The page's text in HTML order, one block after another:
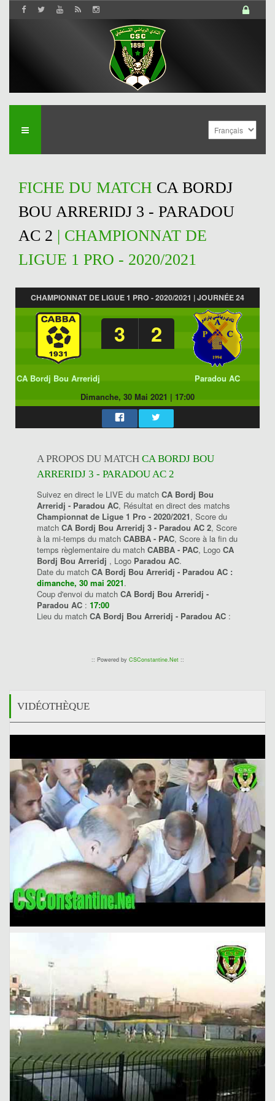
FICHE DU MATCH CA BORDJ
BOU ARRERIDJ 3 - PARADOU
AC 2 | CHAMPIONNAT DE
LIGUE 1 PRO - 2020/2021
CHAMPIONNAT DE LIGUE 1 PRO - 2020/2021 | JOURNÉE 24
3 2
CA Bordj Bou Arreridj
Paradou AC
Dimanche, 30 Mai 2021 | 17:00
A PROPOS DU MATCH CA BORDJ BOU
ARRERIDJ 3 - PARADOU AC 2
Suivez en direct le LIVE du match CA Bordj Bou
Arreridj - Paradou AC, Résultat en direct des matchs
Championnat de Ligue 1 Pro - 2020/2021, Score du
match CA Bordj Bou Arreridj 3 - Paradou AC 2, Score
à la mi-temps du match CABBA - PAC, Score à la fin du
temps règlementaire du match CABBA - PAC, Logo CA
Bordj Bou Arreridj , Logo Paradou AC.
Date du match CA Bordj Bou Arreridj - Paradou AC :
dimanche, 30 mai 2021.
Coup d'envoi du match CA Bordj Bou Arreridj -
Paradou AC : 17:00
Lieu du match CA Bordj Bou Arreridj - Paradou AC :
:: Powered by CSConstantine.Net::
VIDÉOTHÈQUE